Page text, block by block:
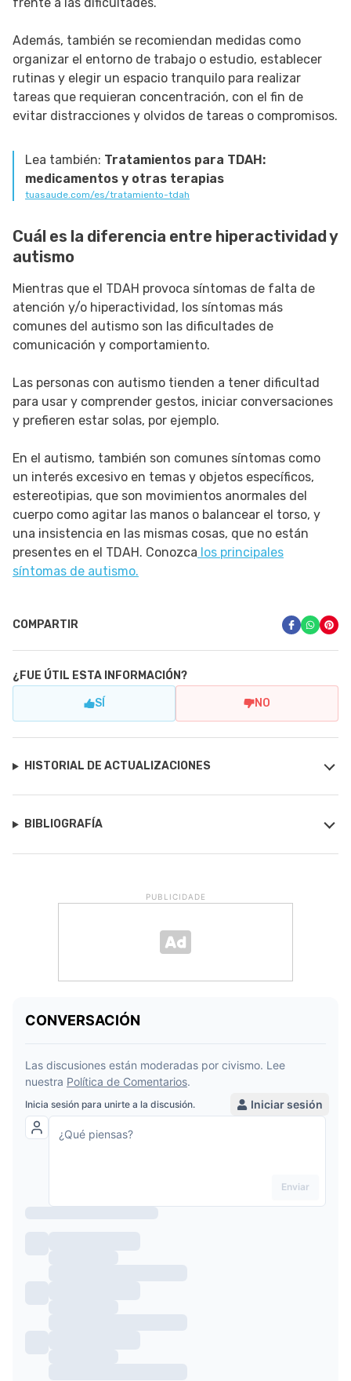
frente a las dificultades.
Además, también se recomiendan medidas como
organizar el entorno de trabajo o estudio, establecer
rutinas y elegir un espacio tranquilo para realizar
tareas que requieran concentración, con el fin de
evitar distracciones y olvidos de tareas o compromisos.
Lea también: Tratamientos para TDAH:
medicamentos y otras terapias
tuasaude.com/es/tratamiento-tdah
Cuál es la diferencia entre hiperactividad y
autismo
Mientras que el TDAH provoca síntomas de falta de
atención y/o hiperactividad, los síntomas más
comunes del autismo son las dificultades de
comunicación y comportamiento.
Las personas con autismo tienden a tener dificultad
para usar y comprender gestos, iniciar conversaciones
y prefieren estar solas, por ejemplo.
En el autismo, también son comunes síntomas como
un interés excesivo en temas y objetos específicos,
estereotipias, que son movimientos anormales del
cuerpo como agitar las manos o balancear el torso, y
una insistencia en las mismas cosas, que no están
presentes en el TDAH. Conozca los principales
síntomas de autismo.
COMPARTIR
¿FUE ÚTIL ESTA INFORMACIÓN?
SÍ NO
HISTORIAL DE ACTUALIZACIONES
BIBLIOGRAFÍA
PUBLICIDADE